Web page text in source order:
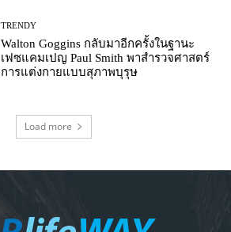
TRENDY
Walton Goggins กลับมาอีกครั้งในฐานะ
เฟซแคมเปญ Paul Smith พาสำรวจศาสตร์
การแต่งกายแบบสุภาพบุรุษ
Load more